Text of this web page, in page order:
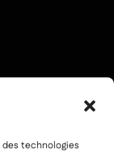
technologies